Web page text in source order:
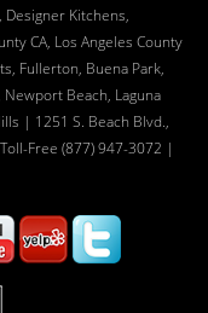
Kitchens,
CA, Los Angeles County
Fullerton, Buena Park,
Beach, Laguna
| 1251 S. Beach Blvd.,
Free (877) 947-3072 |